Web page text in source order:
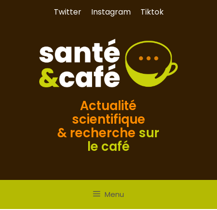
Twitter Instagram Tiktok
Actualité
scientifique
& recherche sur
le café
Menu